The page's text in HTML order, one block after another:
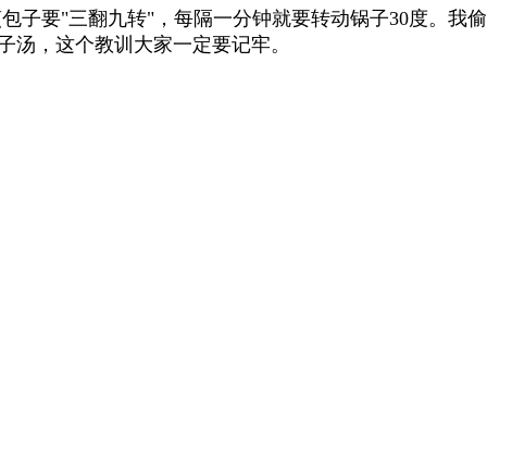
子要"三翻九转"，每隔一分钟就要转动锅子30度。我偷
，这个教训大家一定要记牢。